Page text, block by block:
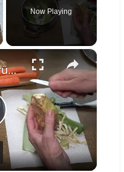
Now Playing
×
Gemüsefond (Brühe) herstellen